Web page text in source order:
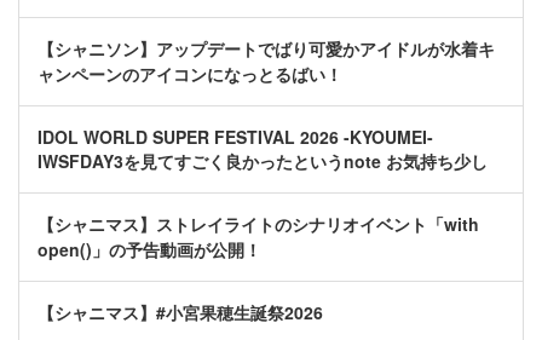
【シャニソン】アップデートでばり可愛かアイドルが水着キ
ャンペーンのアイコンになっとるばい！
IDOL WORLD SUPER FESTIVAL 2026 -KYOUMEI-
IWSFDAY3を見てすごく良かったというnote お気持ち少し
【シャニマス】ストレイライトのシナリオイベント「with
open()」の予告動画が公開！
【シャニマス】#小宮果穂生誕祭2026